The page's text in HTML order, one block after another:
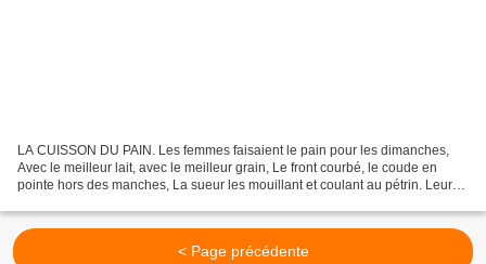
LA CUISSON DU PAIN. Les femmes faisaient le pain pour les dimanches,
Avec le meilleur lait, avec le meilleur grain, Le front courbé, le coude en
pointe hors des manches, La sueur les mouillant et coulant au pétrin. Leurs
< Page précédente